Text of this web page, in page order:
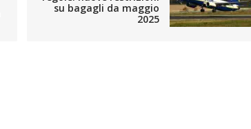
su bagagli da maggio
2025